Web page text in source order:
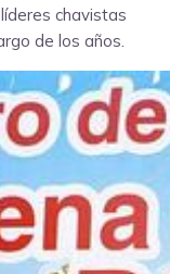
chavistas
de los años.